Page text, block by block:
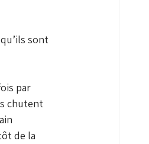
sont
par
chutent
de la